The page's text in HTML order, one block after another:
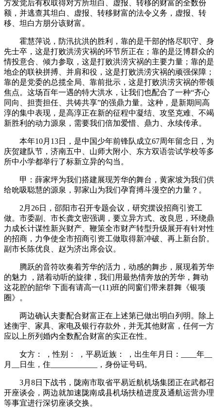
方发觉后有权取得对方所坦白、虚报、转移的财富的全数份
额，并逃查其坦白、虚报、转移财富的法令义务，虚报、转
移、坦白方朋分该财富。
霍慧萍说，防汛抗洪的胜利，靠的是干部的恪尽职守、身
先士卒，这是打败洪涝灾祸的环节所正在；靠的是泛博群众的
情投意合、倾力参取，这是打败洪涝灾祸的主要力量；靠的是
地企的联袂拼搏、并肩和役，这是打败洪涝灾祸的顽强保障；
靠的是党委的总揽全局、靠前批示，这是打败洪涝灾祸的带领
焦点。这场百年一遇的特大洪水，让我们也配合了一种“齐心
同向、担责担任、共铸共享”的强鼎力量。这种，是新期间高
淳的集中表现，是高淳正在新的征程中凝结、攻坚克难、不竭
新胜利的动力源泉，需要我们倍加爱惜、鼎力、永续传承。
本年10月13日，是中国少年前锋队成立67周年留念日，为
庆贺建队节，济南五中、山师大附小、东方双语尝试学校等多
所中小学都举行了标新立异的勾当。
甲：薛家坪为我们搭建展现芳华的舞台，黄家坡为我们供
给吮吸聪慧的源泉，郭家山为我们孕育搏斗漫空的力量？。
2月26日，邵阳市召开专题会议，研究摆设招商引资工
做。市委副、市长龚文密强调，要立异方式、改良思，环绕鼎
力成长计谋性新兴财产、鞭策全市财产转型升级展开有针对性
的招商，力争使全市招商引资工做取得新冲破、再上新台阶。
副市长陈优良、赵为济出席会议。
腾跃的音符吹奏着芳华的活力，动感的舞步，展现着芳华
的魅力 ，踏着动听的旋律，我们用最热情奔放的芳华，舞动
这花腔的韶华 下面有请高一(11)班的同窗们带来群舞《银项
圈》。
两边确认夫妻配合财富正在上述第已做出明白列明。除上
述衡宇、家具、家电及银行存款外，并无其他财富，任何一方
应以上所列婚内全数配合财富的实正在性。
女方： ，性别： ，平易近族： ，出生年月日：____年__
月__日生，住____________，身份证号码。
3月8日下战书，陇南市取省平易近航机场集团正在武都召
开座谈会，两边就加速陇南成县机场扶植进度及通航运营办理
等事宜进行深切座谈交换。